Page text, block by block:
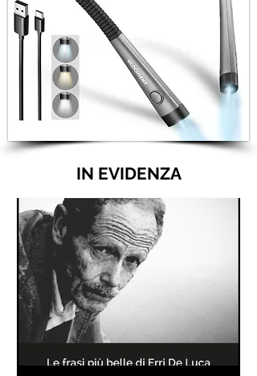
IN EVIDENZA